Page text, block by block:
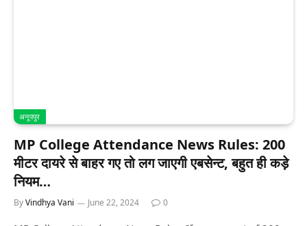
अनूपपुर
MP College Attendance News Rules: 200
मीटर दायरे से बाहर गए तो लग जाएगी एबसेन्ट, बहुत ही कड़े
नियम…
ByVindhya Vani June 22, 2024 0